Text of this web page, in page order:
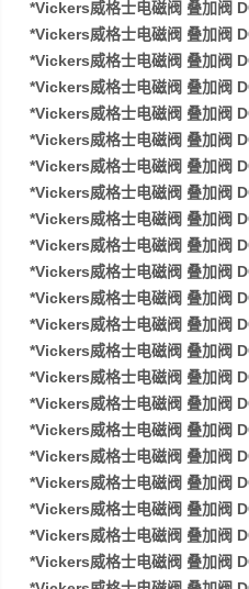
*Vickers威格士电磁阀 叠加阀
*Vickers威格士电磁阀 叠加阀
*Vickers威格士电磁阀 叠加阀
*Vickers威格士电磁阀 叠加阀
*Vickers威格士电磁阀 叠加阀
*Vickers威格士电磁阀 叠加阀
*Vickers威格士电磁阀 叠加阀
*Vickers威格士电磁阀 叠加阀
*Vickers威格士电磁阀 叠加阀
*Vickers威格士电磁阀 叠加阀
*Vickers威格士电磁阀 叠加阀
*Vickers威格士电磁阀 叠加阀
*Vickers威格士电磁阀 叠加阀
*Vickers威格士电磁阀 叠加阀
*Vickers威格士电磁阀 叠加阀
*Vickers威格士电磁阀 叠加阀
*Vickers威格士电磁阀 叠加阀
*Vickers威格士电磁阀 叠加阀
*Vickers威格士电磁阀 叠加阀
*Vickers威格士电磁阀 叠加阀
*Vickers威格士电磁阀 叠加阀
*Vickers威格士电磁阀 叠加阀